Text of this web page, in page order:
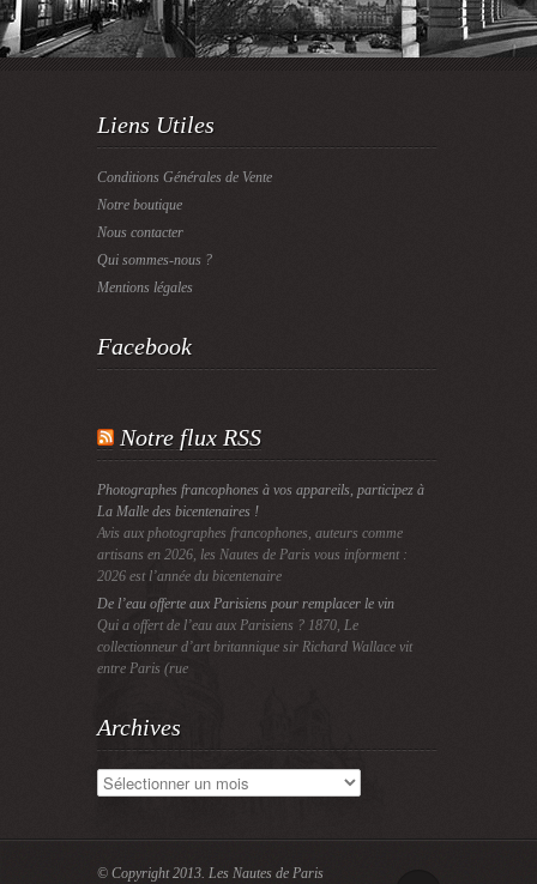
Liens Utiles
Conditions Générales de Vente
Notre boutique
Nous contacter
Qui sommes-nous ?
Mentions légales
Facebook
Notre flux RSS
Photographes francophones à vos appareils, participez à
La Malle des bicentenaires !
Avis aux photographes francophones, auteurs comme
artisans en 2026, les Nautes de Paris vous informent :
2026 est l’année du bicentenaire
De l’eau offerte aux Parisiens pour remplacer le vin
Qui a offert de l’eau aux Parisiens ? 1870, Le
collectionneur d’art britannique sir Richard Wallace vit
entre Paris (rue
Archives
Archives
© Copyright 2013. Les Nautes de Paris